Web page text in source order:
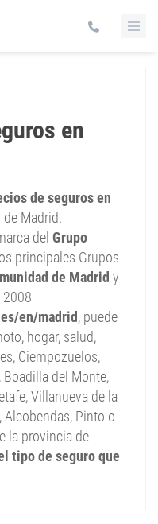
en
de seguros en
Madrid.
del Grupo
principales Grupos
de Madrid y
2008
en/madrid, puede
hogar, salud,
Ciempozuelos,
Boadilla del Monte,
Villanueva de la
Alcobendas, Pinto o
la provincia de
tipo de seguro que